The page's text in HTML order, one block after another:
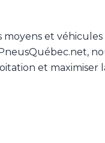
moyens et
et